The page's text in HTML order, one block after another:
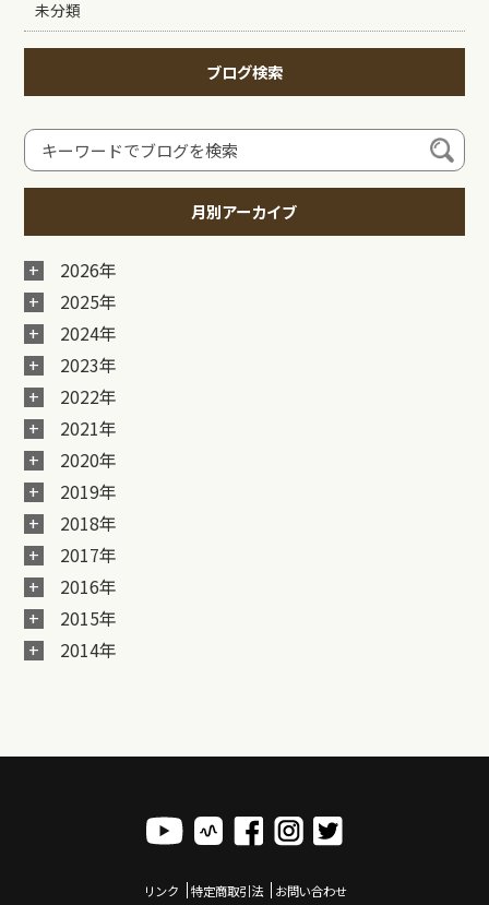
未分類
ブログ検索
月別アーカイブ
2026年
2025年
2024年
2023年
2022年
2021年
2020年
2019年
2018年
2017年
2016年
2015年
2014年
リンク 特定商取引法 お問い合わせ